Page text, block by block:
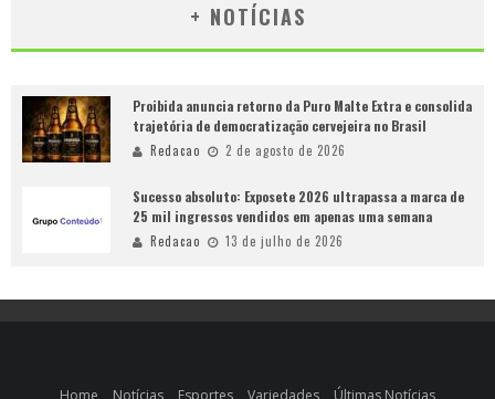
+ NOTÍCIAS
Proibida anuncia retorno da Puro Malte Extra e consolida
trajetória de democratização cervejeira no Brasil
Redacao 2 de agosto de 2026
Sucesso absoluto: Exposete 2026 ultrapassa a marca de
25 mil ingressos vendidos em apenas uma semana
Redacao 13 de julho de 2026
Home Notícias Esportes Variedades Últimas Notícias